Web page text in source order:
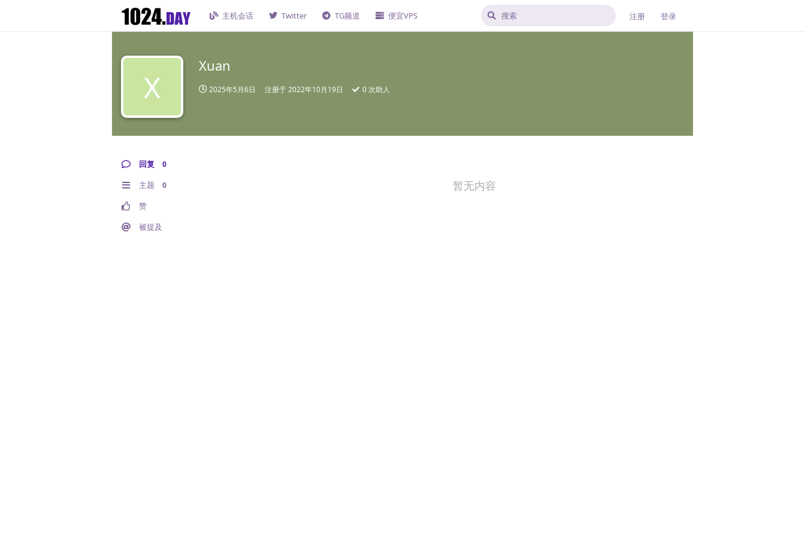
主机会话 Twitter TG频道 便宜VPS 注册 登录
X
Xuan
2025年5月6日 注册于2022年10月19日 0 次助人
回复 0
主题 0
赞
被提及
暂无内容